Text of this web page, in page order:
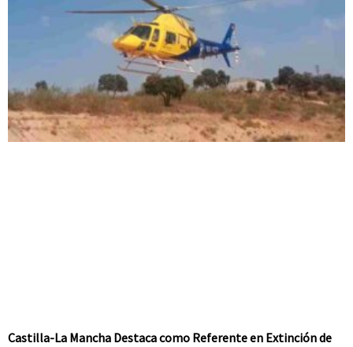
Castilla-La Mancha Destaca como Referente en Extinción de